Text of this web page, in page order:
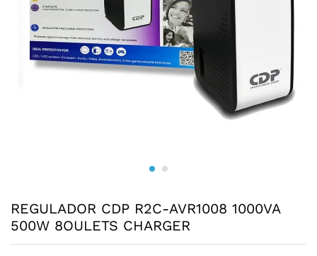
REGULADOR CDP R2C-AVR1008 1000VA
500W 8OULETS CHARGER